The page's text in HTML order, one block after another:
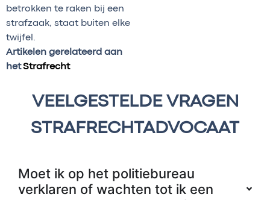
betrokken te raken bij een
strafzaak, staat buiten elke
twijfel.
Artikelen gerelateerd aan
hetStrafrecht
VEELGESTELDE VRAGEN
STRAFRECHTADVOCAAT
Moet ik op het politiebureau
verklaren of wachten tot ik een